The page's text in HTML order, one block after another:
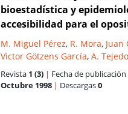
bioestadística y
accesibilidad para el
M. Miguel Pérez, R. Mora, Juan
Victor Götzens García, A. Tejedo
Revista 1 (3) | Fecha de publicación
Octubre 1998 | Descargas0